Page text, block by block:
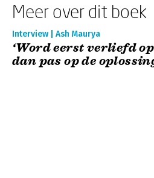
Meer over dit boek
Interview | Ash Maurya
‘Word eerst verliefd
dan pas op de